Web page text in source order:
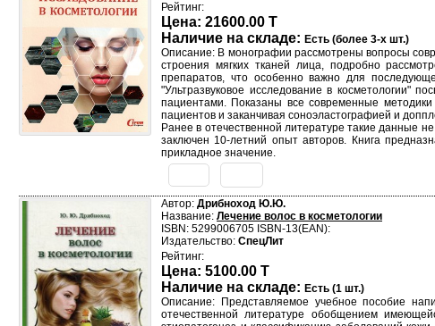
Рейтинг:
Цена: 21600.00 T
Наличие на складе: Есть (более 3-х шт.)
Описание: В монографии рассмотрены вопросы
строения мягких тканей лица, подробно
препаратов, что особенно важно для
"Ультразвуковое исследование в косметологии"
пациентами. Показаны все современные методики
пациентов и заканчивая соноэластографией и
Ранее в отечественной литературе такие данные
заключен 10-летний опыт авторов. Книга
прикладное значение.
Автор: Дрибноход Ю.Ю.
Название: Лечение волос в косметологии
ISBN: 5299006705 ISBN-13(EAN):
Издательство: СпецЛит
Рейтинг:
Цена: 5100.00 T
Наличие на складе: Есть (1 шт.)
Описание: Представляемое учебное пособие
отечественной литературе обобщением